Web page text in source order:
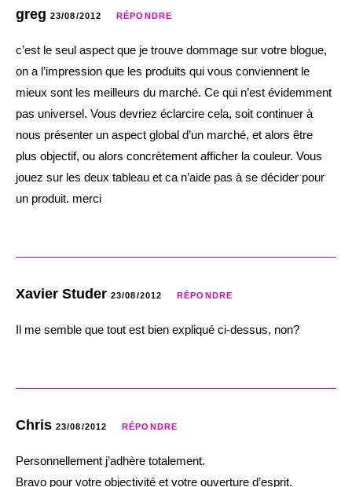
greg 23/08/2012 RÉPONDRE
c’est le seul aspect que je trouve dommage sur votre blogue,
on a l’impression que les produits qui vous conviennent le
mieux sont les meilleurs du marché. Ce qui n’est évidemment
pas universel. Vous devriez éclarcire cela, soit continuer à
nous présenter un aspect global d’un marché, et alors être
plus objectif, ou alors concrètement afficher la couleur. Vous
jouez sur les deux tableau et ca n’aide pas à se décider pour
un produit. merci
Xavier Studer 23/08/2012 RÉPONDRE
Il me semble que tout est bien expliqué ci-dessus, non?
Chris 23/08/2012 RÉPONDRE
Personnellement j’adhère totalement.
Bravo pour votre objectivité et votre ouverture d’esprit.